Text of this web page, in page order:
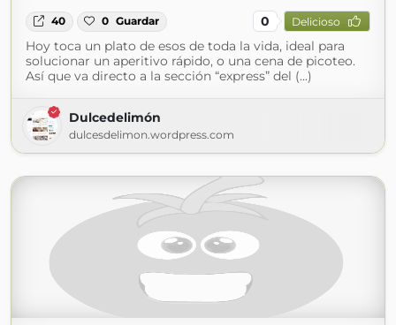
40 0 Guardar 0 Delicioso
Hoy toca un plato de esos de toda la vida, ideal para
solucionar un aperitivo rápido, o una cena de picoteo.
Así que va directo a la sección “express” del (...)
Dulcedelimón
dulcesdelimon.wordpress.com